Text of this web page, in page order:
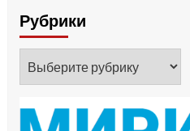
Рубрики